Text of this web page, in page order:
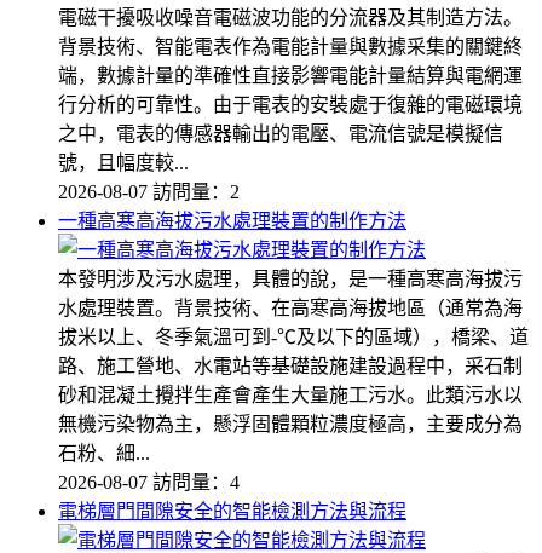
電磁干擾吸收噪音電磁波功能的分流器及其制造方法。
背景技術、智能電表作為電能計量與數據采集的關鍵終
端，數據計量的準確性直接影響電能計量結算與電網運
行分析的可靠性。由于電表的安裝處于復雜的電磁環境
之中，電表的傳感器輸出的電壓、電流信號是模擬信
號，且幅度較...
2026-08-07 訪問量：2
一種高寒高海拔污水處理裝置的制作方法
本發明涉及污水處理，具體的說，是一種高寒高海拔污
水處理裝置。背景技術、在高寒高海拔地區（通常為海
拔米以上、冬季氣溫可到-℃及以下的區域），橋梁、道
路、施工營地、水電站等基礎設施建設過程中，采石制
砂和混凝土攪拌生產會產生大量施工污水。此類污水以
無機污染物為主，懸浮固體顆粒濃度極高，主要成分為
石粉、細...
2026-08-07 訪問量：4
電梯層門間隙安全的智能檢測方法與流程